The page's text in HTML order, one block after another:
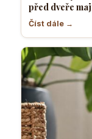
před dveře
Číst dále →